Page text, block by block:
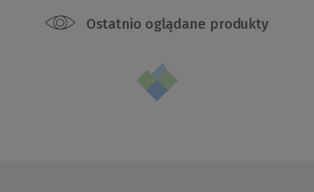
Ostatnio oglądane produkty